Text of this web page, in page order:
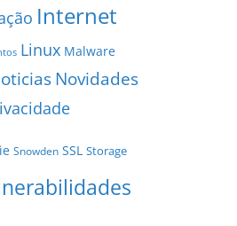
Internet
Linux Malware
Novidades
Snowden SSL Storage